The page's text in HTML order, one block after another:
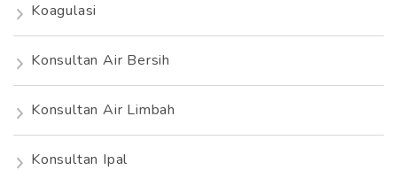
Koagulasi
Konsultan Air Bersih
Konsultan Air Limbah
Konsultan Ipal